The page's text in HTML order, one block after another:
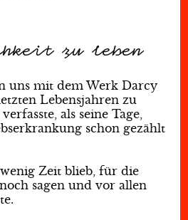
zu leben
uns mit dem Werk Darcy
Lebensjahren zu
als seine Tage,
schon gezählt
Zeit blieb, für die
sagen und vor allen